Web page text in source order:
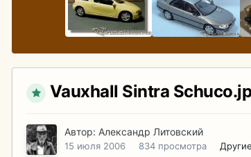
Vauxhall Sintra
Автор: Александр Литовский
15 июля 2006 834 просмотра